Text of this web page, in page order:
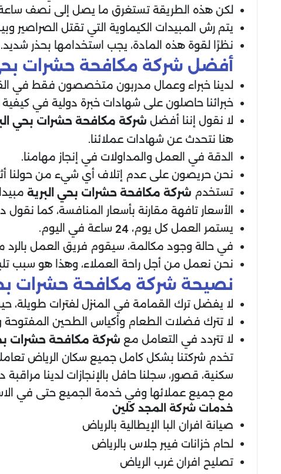
لكن هذه الطريقة تستغرق ما يصل إلى نصف ساعة،
يتم رش المبيدات الكيماوية التي تقتل
نظرًا لقوة هذه المادة، يجب استخدامها بحذر شديد.
أفضل شركة مكافحة حشرات بحي
لدينا خبراء وعمال مدربون متخصصون فقط في
خبرائنا حاصلون على شهادات خبرة دولية في
لا نقول إننا أفضل شركة مكافحة حشرات بحي
هنا نتحدث عن شهادات عملائنا.
الدقة في العمل والمداولات في إنجاز مهامنا.
نحن حريصون على عدم إتلاف أي شيء من حولنا
تستخدم شركة مكافحة حشرات بحي البرية
الأسعار تافهة مقارنة بأسعار المنافسة، كما
يستمر العمل كل يوم، 24 ساعة في اليوم.
في حالة وجود مكالمة، سيقوم فريق العمل بالرد
نحن نعمل من أجل راحة العملاء، وهذا هو سبب
نصيحة شركة مكافحة حشرات
لا يفضل ترك القمامة في المنزل لفترات طويلة،
لا تترك فضلات الطعام وأكياس الطحين
لا تتردد في التعامل مع شركة مكافحة حشرات
تخدم شركتنا بشكل كامل جميع سكان الرياض
سكنية، قصور، سجلنا حافل بالإنجازات لدينا
مع جميع عملائها وفي خدمة الجميع حتى في
خدمات شركة المجد كلين
صيانة افران البا الإيطالية بالرياض
لحام خزانات فيبر جلاس بالرياض
تصليح افران غرب الرياض